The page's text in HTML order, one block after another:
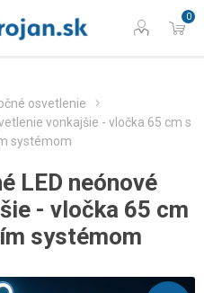
0
osvetlenie
vonkajšie - vločka 65 cm s
systémom
LED neónové
- vločka 65 cm
systémom